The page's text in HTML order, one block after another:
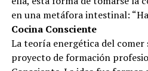
ella, esta forma de tomarse la
en una metáfora intestinal:
Cocina Consciente
La teoría energética del comer
proyecto de formación